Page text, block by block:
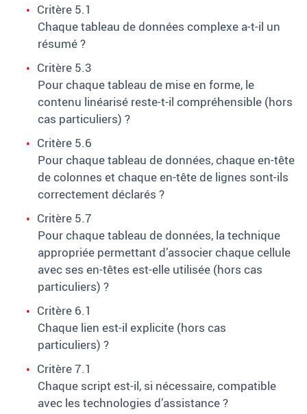
Critère 5.1
Chaque tableau de données complexe a-t-il un
résumé?
Critère 5.3
Pour chaque tableau de mise en forme, le
contenu linéarisé reste-t-il compréhensible (hors
cas particuliers) ?
Critère 5.6
Pour chaque tableau de données, chaque en-tête
de colonnes et chaque en-tête de lignes sont-ils
correctement déclarés ?
Critère 5.7
Pour chaque tableau de données, la technique
appropriée permettant d’associer chaque cellule
avec ses en-têtes est-elle utilisée (hors cas
particuliers) ?
Critère 6.1
Chaque lien est-il explicite (hors cas
particuliers) ?
Critère 7.1
Chaque script est-il, si nécessaire, compatible
avec les technologies d’assistance?